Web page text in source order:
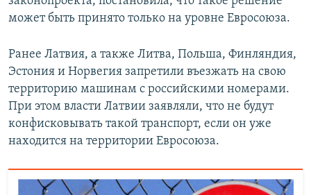
может быть принято только на уровне Евросоюза.
Ранее Латвия, а также Литва, Польша, Финляндия,
Эстония и Норвегия запретили въезжать на свою
территорию машинам с российскими номерами.
При этом власти Латвии заявляли, что не будут
конфисковывать такой транспорт, если он уже
находится на территории Евросоюза.